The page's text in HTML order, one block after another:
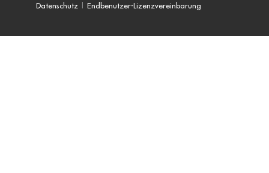
Datenschutz| Endbenutzer-Lizenzvereinbarung